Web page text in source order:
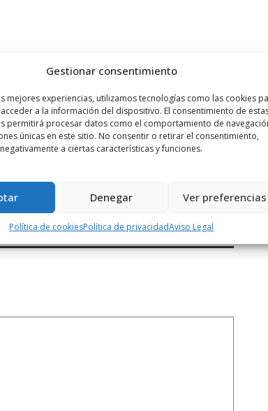
Gestionar consentimiento
mejores experiencias, utilizamos tecnologías como las cookies
a la información del dispositivo. El consentimiento de
permitirá procesar datos como el comportamiento de
únicas en este sitio. No consentir o retirar el consentimiento,
a ciertas características y funciones.
Denegar Ver preferencias
Política de cookiesPolítica de privacidadAviso Legal
Siguiente noticia
`Lucrecia ...